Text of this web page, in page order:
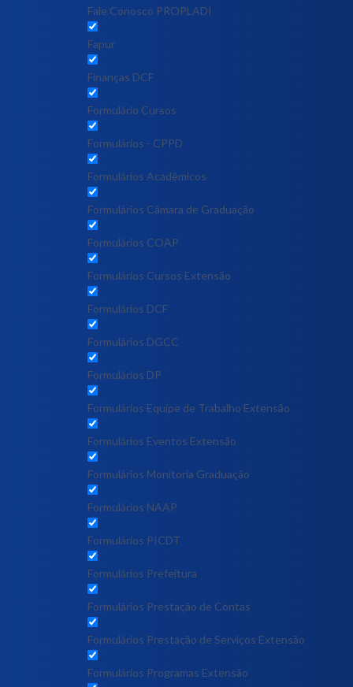
Fale Conosco PROPLADI
Fapur
Finanças DCF
Formulário Cursos
Formulários - CPPD
Formulários Acadêmicos
Formulários Câmara de Graduação
Formulários COAP
Formulários Cursos Extensão
Formulários DCF
Formulários DGCC
Formulários DP
Formulários Equipe de Trabalho Extensão
Formulários Eventos Extensão
Formulários Monitoria Graduação
Formulários NAAP
Formulários PICDT
Formulários Prefeitura
Formulários Prestação de Contas
Formulários Prestação de Serviços Extensão
Formulários Programas Extensão